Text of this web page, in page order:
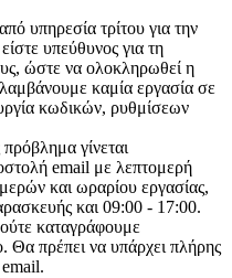
υπηρεσία τρίτου για την
υπεύθυνος για τη
ώστε να ολοκληρωθεί η
καμία εργασία σε
κωδικών, ρυθμίσεων
γίνεται
email με λεπτομερή
και ωραρίου εργασίας,
και 09:00 - 17:00.
καταγράφουμε
πρέπει να υπάρχει πλήρης